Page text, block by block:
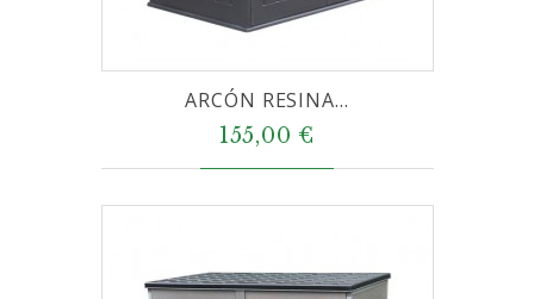
ARCÓN RESINA...
155,00 €